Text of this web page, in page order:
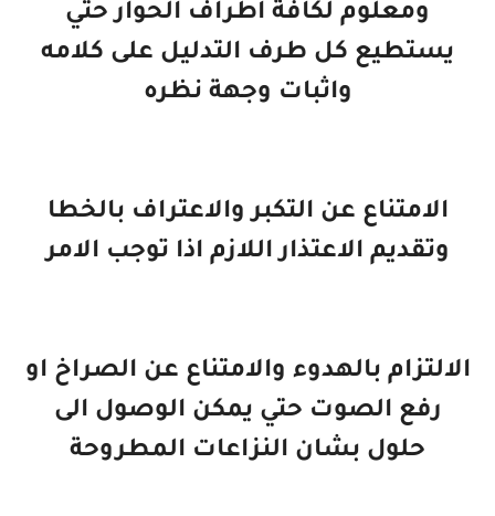
ومعلوم لكافة اطراف الحوار حتي
يستطيع كل طرف التدليل على كلامه
واثبات وجهة نظره
الامتناع عن التكبر والاعتراف بالخطا
وتقديم الاعتذار اللازم اذا توجب الامر
الالتزام بالهدوء والامتناع عن الصراخ او
رفع الصوت حتي يمكن الوصول الى
حلول بشان النزاعات المطروحة